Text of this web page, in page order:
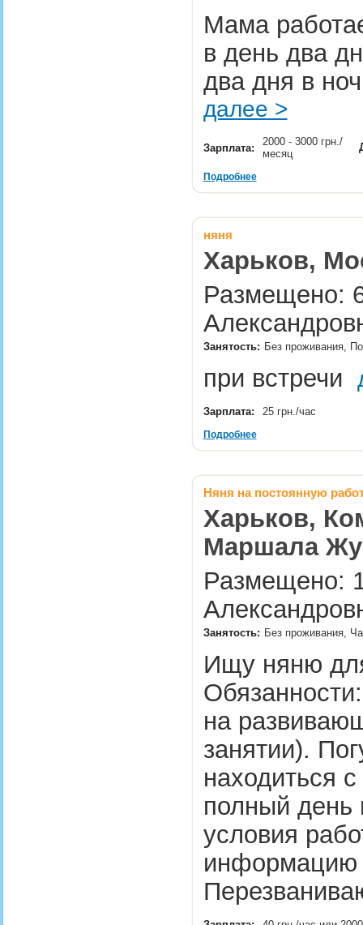
Мама
в день два
два дня в
далее >
Зарплата:
2000 - 3000 грн./
месяц
Подробнее
няня
Харьков,
Размещено:
Занятость: Без проживания,
при встречи
Зарплата: 25 грн./час
Подробнее
Няня на постоянную
Харьков,
Маршала
Размещено:
Занятость: Без проживания,
Ищу няню
на
занятии).
находиться
полный день
условия
информацию